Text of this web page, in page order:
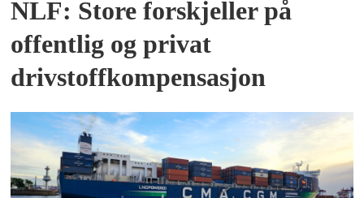
NLF: Store forskjeller på
offentlig og privat
drivstoffkompensasjon